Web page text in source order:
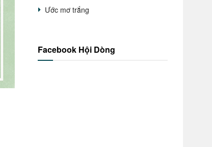
Ước mơ trắng
Facebook Hội Dòng